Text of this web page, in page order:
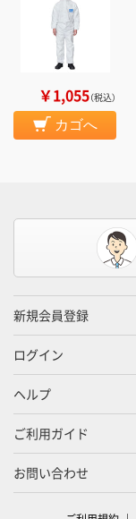
￥1,055（税込）
カゴへ
新規会員登録
ログイン
ヘルプ
ご利用ガイド
お問い合わせ